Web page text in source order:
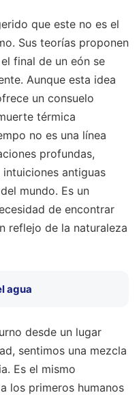
que este no es el
Sus teorías proponen
final de un eón se
Aunque esta idea
un consuelo
térmica
no es una línea
profundas,
antiguas
mundo. Es un
de encontrar
reflejo de la naturaleza
agua
desde un lugar
sentimos una mezcla
Es el mismo
los primeros humanos